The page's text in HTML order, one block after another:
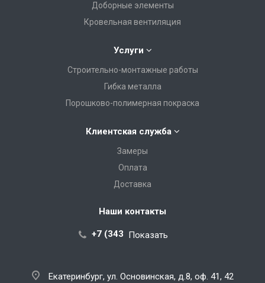
Доборные элементы
Кровельная вентиляция
Услуги
Строительно-монтажные работы
Гибка металла
Порошково-полимерная покраска
Клиентская служба
Замеры
Оплата
Доставка
Наши контакты
+7 (343) 288-07-25
Показать
Екатеринбург, ул. Основинская, д.8, оф. 41, 42